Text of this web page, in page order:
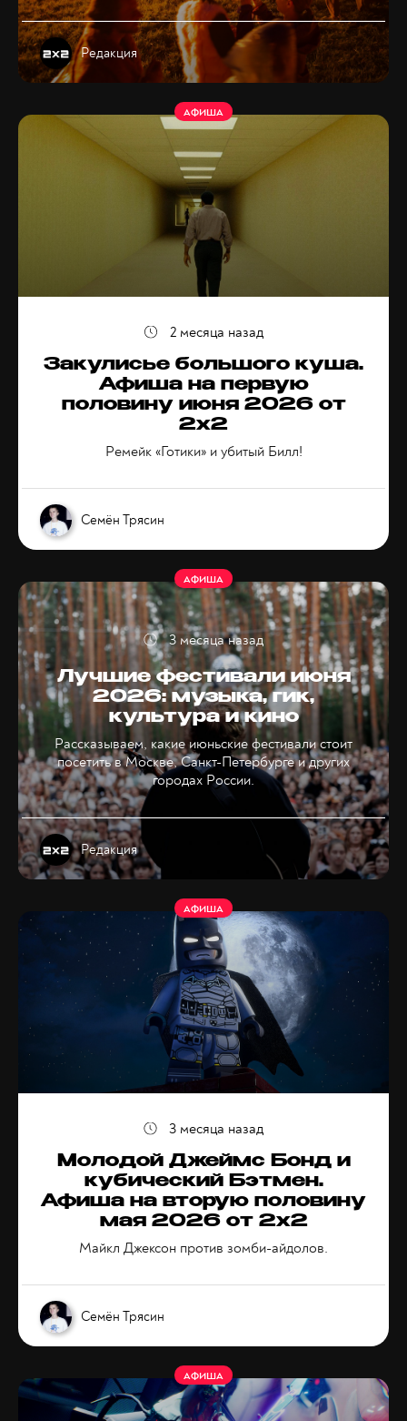
Редакция
Закулисье большого куша.
Афиша на первую
половину июня 2026 от
2x2
Ремейк «Готики» и убитый Билл!
АФИША
Семён Трясин
2 месяца назад
Лучшие фестивали июня
2026: музыка, гик,
культура и кино
Рассказываем, какие июньские фестивали стоит
посетить в Москве, Санкт-Петербурге и других
городах России.
АФИША
Редакция
3 месяца назад
Молодой Джеймс Бонд и
кубический Бэтмен.
Афиша на вторую половину
мая 2026 от 2x2
Майкл Джексон против зомби-айдолов.
АФИША
Семён Трясин
3 месяца назад
АФИША